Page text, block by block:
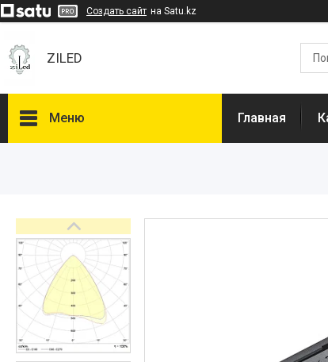
Создать сайт на Satu.kz
ZILED
Меню
ФАРЛАЙТ
АСТЗ
NLCO
INNOLUX
Отзывы
Главная